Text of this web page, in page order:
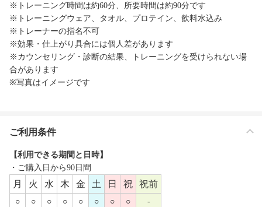
※トレーニング時間は約60分、所要時間は約90分です
※トレーニングウェア、タオル、プロテイン、飲料水込み
※トレーナーの指名不可
※効果・仕上がり具合には個人差があります
※カウンセリング・診断の結果、トレーニングを受けられない場
合があります
※写真はイメージです
ご利用条件
【利用できる期間と日時】
・ご購入日から90日間
月 火 水 木 金 土 日 祝 祝前
○ ○ ○ ○ ○ ○ ○ ○
-